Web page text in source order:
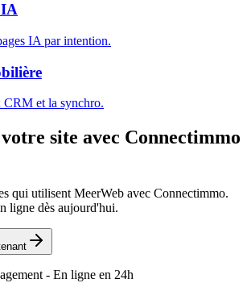
IA
IA par intention.
et la synchro.
site avec Connectimmo
qui utilisent MeerWeb avec Connectimmo.
ligne dès aujourd'hui.
- En ligne en 24h